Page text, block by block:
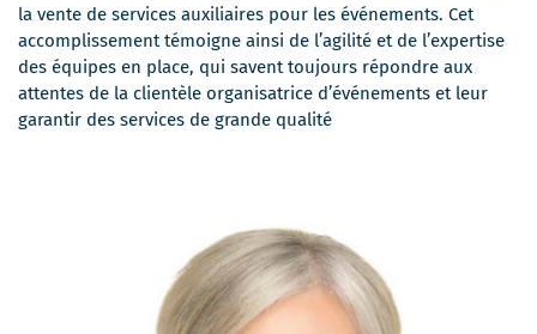
la vente de services auxiliaires pour les événements. Cet
accomplissement témoigne ainsi de l’agilité et de l’expertise
des équipes en place, qui savent toujours répondre aux
attentes de la clientèle organisatrice d’événements et leur
garantir des services de grande qualité